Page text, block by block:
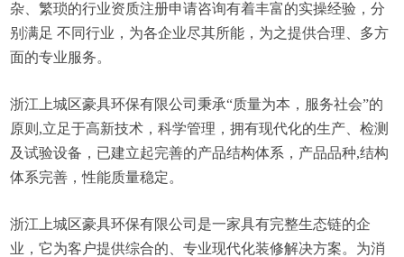
杂、繁琐的行业资质注册申请咨询有着丰富的实操经验，分
别满足 不同行业，为各企业尽其所能，为之提供合理、多方
面的专业服务。
浙江上城区豪具环保有限公司秉承“质量为本，服务社会”的
原则,立足于高新技术，科学管理，拥有现代化的生产、检测
及试验设备，已建立起完善的产品结构体系，产品品种,结构
体系完善，性能质量稳定。
浙江上城区豪具环保有限公司是一家具有完整生态链的企
业，它为客户提供综合的、专业现代化装修解决方案。为消